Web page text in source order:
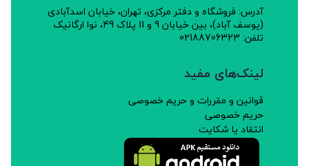
آدرس: فروشگاه و دفتر مرکزی، تهران، خیابان اسدآبادی
(یوسف آباد)، بین خیابان 9 و 11 پلاک 49، نوا ارگانیک
تلفن: 02188706323
لینک‌های مفید
قوانین و مقررات و حریم خصوصی
حریم خصوصی
انتقاد یا شکایت